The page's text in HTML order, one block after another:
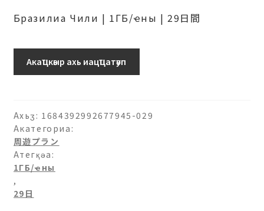
Бразилиа Чили | 1ГБ/ҽны | 29日間
チ
リ-1ГБ/
日-29
日
рхыԥхьаӡара
Акаҵкәыр ахь иацҵатәуп
Ахьӡ: 1684392992677945-029
Акатегориа:
周遊プラン
Атегқәа:
1ГБ/ҽны
,
29日